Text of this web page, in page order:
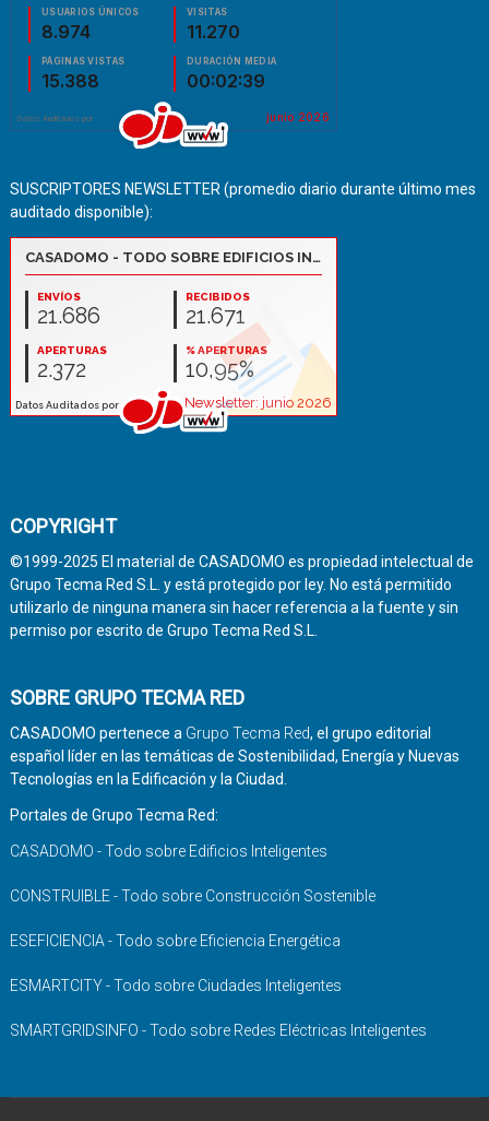
SUSCRIPTORES NEWSLETTER (promedio diario durante último mes
auditado disponible):
COPYRIGHT
©1999-2025 El material de CASADOMO es propiedad intelectual de
Grupo Tecma Red S.L. y está protegido por ley. No está permitido
utilizarlo de ninguna manera sin hacer referencia a la fuente y sin
permiso por escrito de Grupo Tecma Red S.L.
SOBRE GRUPO TECMA RED
CASADOMO pertenece a Grupo Tecma Red, el grupo editorial
español líder en las temáticas de Sostenibilidad, Energía y Nuevas
Tecnologías en la Edificación y la Ciudad.
Portales de Grupo Tecma Red:
CASADOMO - Todo sobre Edificios Inteligentes
CONSTRUIBLE - Todo sobre Construcción Sostenible
ESEFICIENCIA - Todo sobre Eficiencia Energética
ESMARTCITY - Todo sobre Ciudades Inteligentes
SMARTGRIDSINFO - Todo sobre Redes Eléctricas Inteligentes